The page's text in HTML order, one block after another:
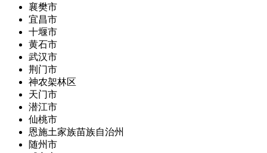
襄樊市
宜昌市
十堰市
黄石市
武汉市
荆门市
神农架林区
天门市
潜江市
仙桃市
恩施土家族苗族自治州
随州市